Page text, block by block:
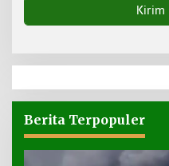
Berita Terpopuler